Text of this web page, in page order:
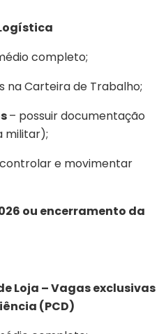
completo;
na Carteira de Trabalho;
– possuir documentação
militar);
e movimentar
ou encerramento da
Loja – Vagas exclusivas
(PCD)